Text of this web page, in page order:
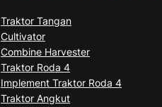
Traktor Tangan
Cultivator
Combine Harvester
Traktor Roda 4
Implement Traktor Roda 4
Traktor Angkut